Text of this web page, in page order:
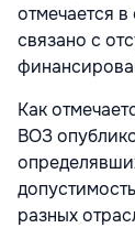
отмечается
связано с
Как
ВОЗ
разных